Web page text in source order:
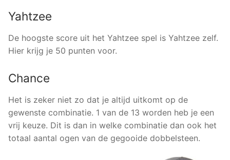
Yahtzee
De hoogste score uit het Yahtzee spel is Yahtzee zelf.
Hier krijg je 50 punten voor.
Chance
Het is zeker niet zo dat je altijd uitkomt op de
gewenste combinatie. 1 van de 13 worden heb je een
vrij keuze. Dit is dan in welke combinatie dan ook het
totaal aantal ogen van de gegooide dobbelsteen.